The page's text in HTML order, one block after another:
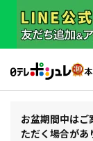
お盆期間中は
ただく場合があ